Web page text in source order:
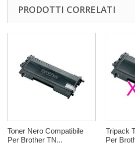
PRODOTTI CORRELATI
Toner Nero Compatibile
Per Brother TN...
Tripack
Per